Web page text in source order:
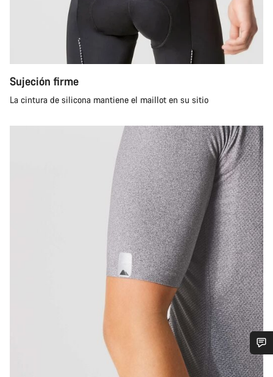
Sujeción firme
La cintura de silicona mantiene el maillot en su sitio
¿Necesitas ayuda?